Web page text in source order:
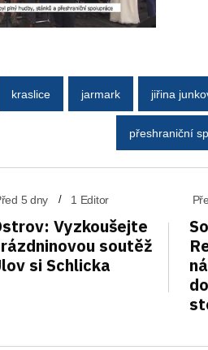
kraslice jarmark jiřina
přeshraniční
5 dny 1 Editor
Vyzkoušejte
soutěž
si Schlicka